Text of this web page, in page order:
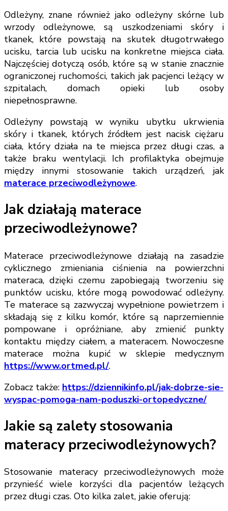
Odleżyny, znane również jako odleżyny skórne lub
wrzody odleżynowe, są uszkodzeniami skóry i
tkanek, które powstają na skutek długotrwałego
ucisku, tarcia lub ucisku na konkretne miejsca ciała.
Najczęściej dotyczą osób, które są w stanie znacznie
ograniczonej ruchomości, takich jak pacjenci leżący w
szpitalach, domach opieki lub osoby
niepełnosprawne.
Odleżyny powstają w wyniku ubytku ukrwienia
skóry i tkanek, których źródłem jest nacisk ciężaru
ciała, który działa na te miejsca przez długi czas, a
także braku wentylacji. Ich profilaktyka obejmuje
między innymi stosowanie takich urządzeń, jak
materace przeciwodleżynowe.
Jak działają materace
przeciwodleżynowe?
Materace przeciwodleżynowe działają na zasadzie
cyklicznego zmieniania ciśnienia na powierzchni
materaca, dzięki czemu zapobiegają tworzeniu się
punktów ucisku, które mogą powodować odleżyny.
Te materace są zazwyczaj wypełnione powietrzem i
składają się z kilku komór, które są naprzemiennie
pompowane i opróżniane, aby zmienić punkty
kontaktu między ciałem, a materacem. Nowoczesne
materace można kupić w sklepie medycznym
https://www.ortmed.pl/.
Zobacz także: https://dziennikinfo.pl/jak-dobrze-sie-
wyspac-pomoga-nam-poduszki-ortopedyczne/
Jakie są zalety stosowania
materacy przeciwodleżynowych?
Stosowanie materacy przeciwodleżynowych może
przynieść wiele korzyści dla pacjentów leżących
przez długi czas. Oto kilka zalet, jakie oferują: